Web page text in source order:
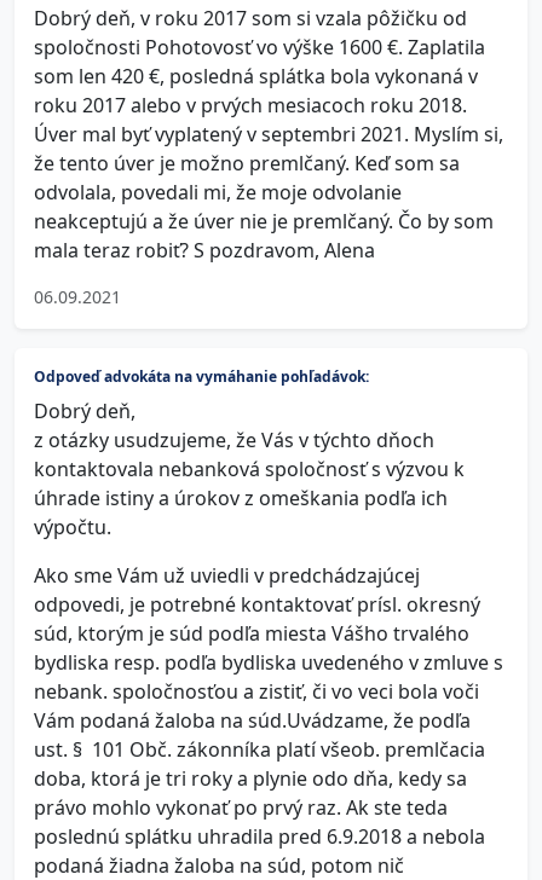
Dobrý deň, v roku 2017 som si vzala pôžičku od
spoločnosti Pohotovosť vo výške 1600 €. Zaplatila
som len 420 €, posledná splátka bola vykonaná v
roku 2017 alebo v prvých mesiacoch roku 2018.
Úver mal byť vyplatený v septembri 2021. Myslím si,
že tento úver je možno premlčaný. Keď som sa
odvolala, povedali mi, že moje odvolanie
neakceptujú a že úver nie je premlčaný. Čo by som
mala teraz robiť? S pozdravom, Alena
06.09.2021
Odpoveď advokáta na vymáhanie pohľadávok:
Dobrý deň,
z otázky usudzujeme, že Vás v týchto dňoch
kontaktovala nebanková spoločnosť s výzvou k
úhrade istiny a úrokov z omeškania podľa ich
výpočtu.
Ako sme Vám už uviedli v predchádzajúcej
odpovedi, je potrebné kontaktovať prísl. okresný
súd, ktorým je súd podľa miesta Vášho trvalého
bydliska resp. podľa bydliska uvedeného v zmluve s
nebank. spoločnosťou a zistiť, či vo veci bola voči
Vám podaná žaloba na súd.Uvádzame, že podľa
ust. § 101 Obč. zákonníka platí všeob. premlčacia
doba, ktorá je tri roky a plynie odo dňa, kedy sa
právo mohlo vykonať po prvý raz. Ak ste teda
poslednú splátku uhradila pred 6.9.2018 a nebola
podaná žiadna žaloba na súd, potom nič